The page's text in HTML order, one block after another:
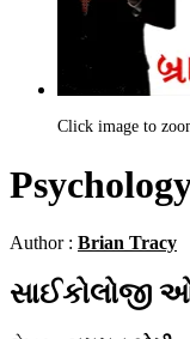
Click image to
Author : Brian Tracy
સાઈકોલોજી